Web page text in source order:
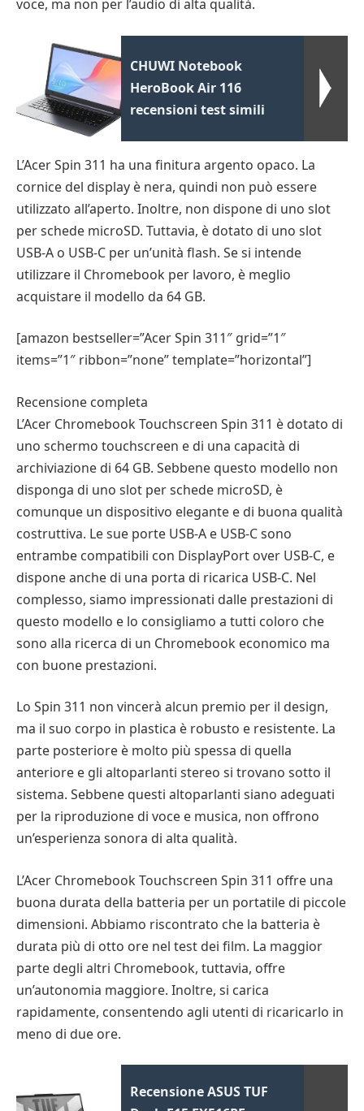
voce, ma non per l’audio di alta qualità.
CHUWI Notebook
HeroBook Air 116
recensioni test simili
L’Acer Spin 311 ha una finitura argento opaco. La
cornice del display è nera, quindi non può essere
utilizzato all’aperto. Inoltre, non dispone di uno slot
per schede microSD. Tuttavia, è dotato di uno slot
USB-A o USB-C per un’unità flash. Se si intende
utilizzare il Chromebook per lavoro, è meglio
acquistare il modello da 64 GB.
[amazon bestseller=”Acer Spin 311″ grid=”1″
items=”1″ ribbon=”none” template=”horizontal”]
Recensione completa
L’Acer Chromebook Touchscreen Spin 311 è dotato di
uno schermo touchscreen e di una capacità di
archiviazione di 64 GB. Sebbene questo modello non
disponga di uno slot per schede microSD, è
comunque un dispositivo elegante e di buona qualità
costruttiva. Le sue porte USB-A e USB-C sono
entrambe compatibili con DisplayPort over USB-C, e
dispone anche di una porta di ricarica USB-C. Nel
complesso, siamo impressionati dalle prestazioni di
questo modello e lo consigliamo a tutti coloro che
sono alla ricerca di un Chromebook economico ma
con buone prestazioni.
Lo Spin 311 non vincerà alcun premio per il design,
ma il suo corpo in plastica è robusto e resistente. La
parte posteriore è molto più spessa di quella
anteriore e gli altoparlanti stereo si trovano sotto il
sistema. Sebbene questi altoparlanti siano adeguati
per la riproduzione di voce e musica, non offrono
un’esperienza sonora di alta qualità.
L’Acer Chromebook Touchscreen Spin 311 offre una
buona durata della batteria per un portatile di piccole
dimensioni. Abbiamo riscontrato che la batteria è
durata più di otto ore nel test dei film. La maggior
parte degli altri Chromebook, tuttavia, offre
un’autonomia maggiore. Inoltre, si carica
rapidamente, consentendo agli utenti di ricaricarlo in
meno di due ore.
Recensione ASUS TUF